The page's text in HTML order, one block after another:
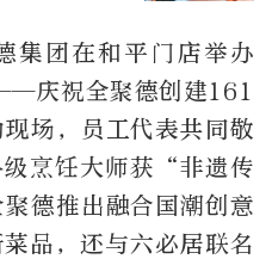
集团在和平门店举办
庆祝全聚德创建161
场，员工代表共同敬
级烹饪大师获“非遗传
德推出融合国潮创意
品，还与六必居联名